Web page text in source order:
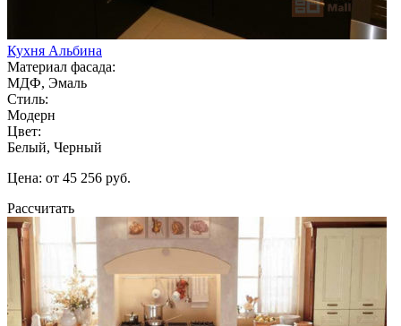
Кухня Альбина
Материал фасада:
МДФ, Эмаль
Стиль:
Модерн
Цвет:
Белый, Черный
Цена: от 45 256 руб.
Рассчитать